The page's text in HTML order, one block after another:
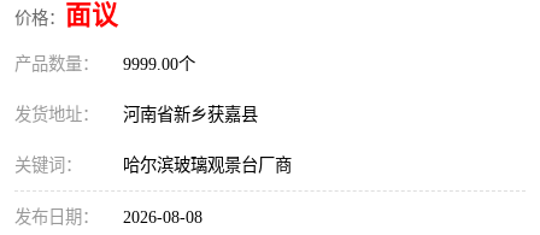
价格： 面议
产品数量： 9999.00个
发货地址： 河南省新乡获嘉县
关键词： 哈尔滨玻璃观景台厂商
发布日期： 2026-08-08